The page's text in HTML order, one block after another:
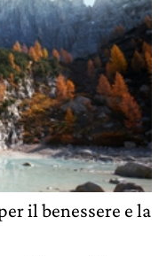
il benessere e la